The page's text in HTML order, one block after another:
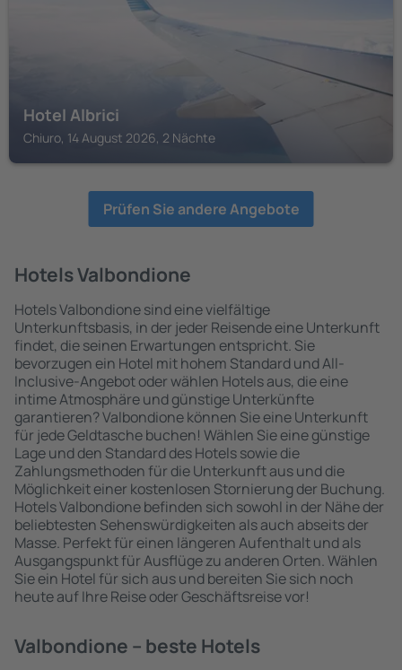
Hotel Albrici
Chiuro, 14 August 2026, 2 Nächte
Prüfen Sie andere Angebote
Hotels Valbondione
Hotels Valbondione sind eine vielfältige
Unterkunftsbasis, in der jeder Reisende eine Unterkunft
findet, die seinen Erwartungen entspricht. Sie
bevorzugen ein Hotel mit hohem Standard und All-
Inclusive-Angebot oder wählen Hotels aus, die eine
intime Atmosphäre und günstige Unterkünfte
garantieren? Valbondione können Sie eine Unterkunft
für jede Geldtasche buchen! Wählen Sie eine günstige
Lage und den Standard des Hotels sowie die
Zahlungsmethoden für die Unterkunft aus und die
Möglichkeit einer kostenlosen Stornierung der Buchung.
Hotels Valbondione befinden sich sowohl in der Nähe der
beliebtesten Sehenswürdigkeiten als auch abseits der
Masse. Perfekt für einen längeren Aufenthalt und als
Ausgangspunkt für Ausflüge zu anderen Orten. Wählen
Sie ein Hotel für sich aus und bereiten Sie sich noch
heute auf Ihre Reise oder Geschäftsreise vor!
Valbondione – beste Hotels